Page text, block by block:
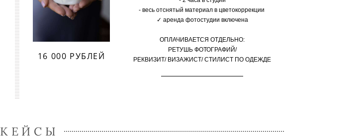
16 000 РУБЛЕЙ
- весь отснятый материал в цветокоррекции
✓ аренда фотостудии включена
ОПЛАЧИВАЕТСЯ ОТДЕЛЬНО:
РЕТУШЬ ФОТОГРАФИЙ/
РЕКВИЗИТ/ ВИЗАЖИСТ/ СТИЛИСТ ПО ОДЕЖДЕ
КЕЙСЫ